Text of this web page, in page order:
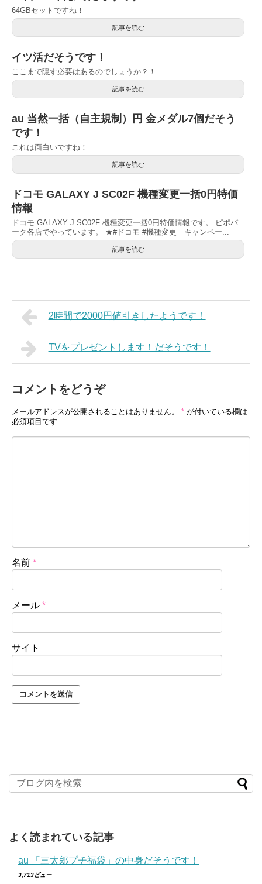
64GBセットですね！
記事を読む
イツ活だそうです！
ここまで隠す必要はあるのでしょうか？！
記事を読む
au 当然一括（自主規制）円 金メダル7個だそう
です！
これは面白いですね！
記事を読む
ドコモ GALAXY J SC02F 機種変更一括0円特価
情報
ドコモ GALAXY J SC02F 機種変更一括0円特価情報です。 ピポパ
ーク各店でやっています。 ★#ドコモ #機種変更 キャンペー...
記事を読む
2時間で2000円値引きしたようです！
TVをプレゼントします！だそうです！
コメントをどうぞ
メールアドレスが公開されることはありません。 * が付いている欄は
必須項目です
名前 *
メール *
サイト
よく読まれている記事
au 「三太郎プチ福袋」の中身だそうです！
3,713ビュー